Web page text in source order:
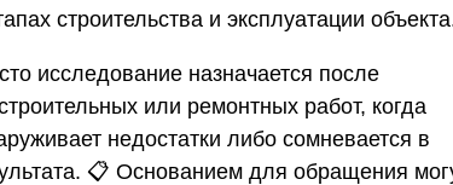
строительства и эксплуатации
исследование назначается после
или ремонтных работ, когда
недостатки либо сомневается в
📋 Основанием для обращения